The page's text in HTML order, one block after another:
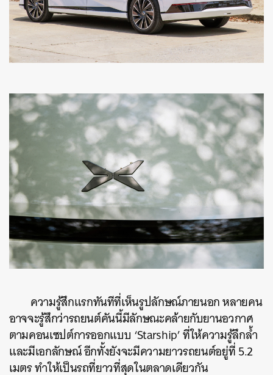
ความรู้สึกแรกทันทีที่เห็นรูปลักษณ์ภายนอก หลายคน
อาจจะรู้สึกว่ารถยนต์คันนี้มีลักษณะคล้ายกับยานอวกาศ
ตามคอนเซปต์การออกแบบ ‘Starship’ ที่ให้ความรู้ลึกล้ำ
และมีเอกลักษณ์ อีกทั้งยังจะมีความยาวรถยนต์อยู่ที่ 5.2
เมตร ทำให้เป็นรถที่ยาวที่สุดในตลาดเดียวกัน